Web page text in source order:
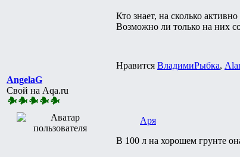
Кто знает, на сколько
Возможно ли только на них
Нравится ВладимиРыбка,
AngelaG
Свой на Aqa.ru
Аря
В 100 л на хорошем грунте